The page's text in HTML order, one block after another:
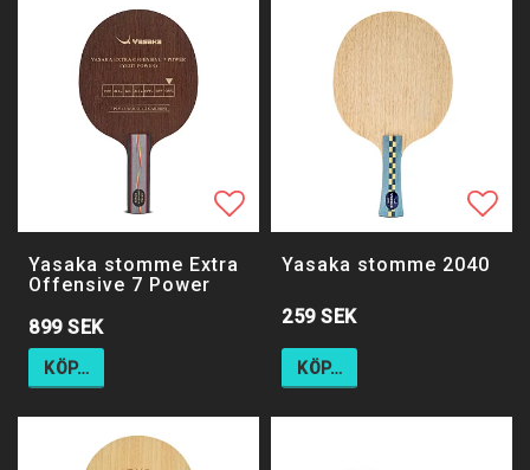
Lägg till i favoritlistan
Lägg till i favoritlistan
Yasaka stomme Extra
Offensive 7 Power
899 SEK
KÖP…
Yasaka stomme 2040
259 SEK
KÖP…